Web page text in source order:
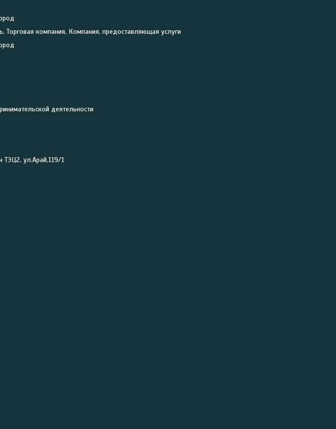
Торговая компания, Компания, предоставляющая услуги
деятельности
ТЭЦ2, ул.Арай,119/1